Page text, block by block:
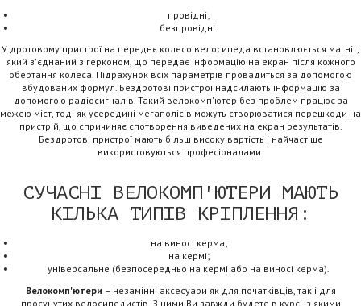
провідні;
безпровідні.
У дротовому пристрої на переднє колесо велосипеда встановлюється магніт,
який з'єднаний з герконом, що передає інформацію на екран після кожного
обертання колеса. Підрахунок всіх параметрів провадиться за допомогою
вбудованих формул. Бездротові пристрої надсилають інформацію за
допомогою радіосигналів. Такий велокомп'ютер без проблем працює за
межею міст, тоді як усередині мегаполісів можуть створюватися перешкоди на
пристрій, що спричиняє спотворення виведених на екран результатів.
Бездротові пристрої мають більш високу вартість і найчастіше
використовуються професіоналами.
СУЧАСНІ ВЕЛОКОМП'ЮТЕРИ МАЮТЬ
КІЛЬКА ТИПІВ КРІПЛЕННЯ:
на виносі керма;
на кермі;
універсальне (безпосередньо на кермі або на виносі керма).
Велокомп'ютери – незамінні аксесуари як для початківців, так і для
просунутих велосипедистів. З ними Ви завжди будете в курсі, з якими